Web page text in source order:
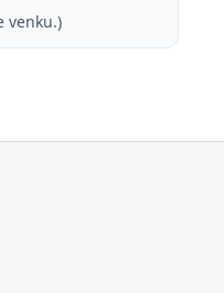
venku.)